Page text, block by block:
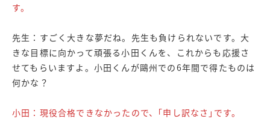
す。
先生：すごく大きな夢だね。先生も負けられないです。大
きな目標に向かって頑張る小田くんを、これからも応援さ
せてもらいますよ。小田くんが鷗州での6年間で得たものは
何かな？
小田：現役合格できなかったので、｢申し訳なさ｣です。